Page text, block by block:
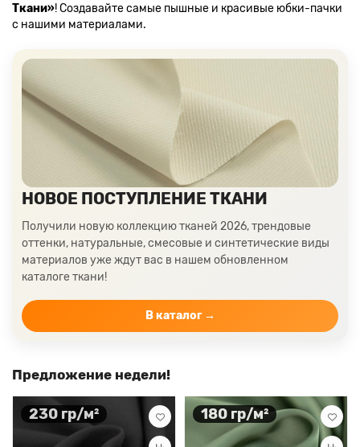
Ткани»! Создавайте самые пышные и красивые юбки-пачки
с нашими материалами.
НОВОЕ ПОСТУПЛЕНИЕ ТКАНИ
Получили новую коллекцию тканей 2026, трендовые
оттенки, натуральные, смесовые и синтетические виды
материалов уже ждут вас в нашем обновленном
каталоге ткани!
В каталог →
Предложение недели!
230 гр/м² 180 гр/м²